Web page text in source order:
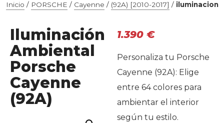
Inicio / PORSCHE / Cayenne / (92A) [2010-2017] / iluminacion
Iluminación
Ambiental
Porsche
Cayenne
(92A)
1.390 €
Personaliza tu Porsche
Cayenne (92A): Elige
entre 64 colores para
ambientar el interior
según tu estilo.